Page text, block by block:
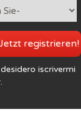
iscrivermi
registrieren!